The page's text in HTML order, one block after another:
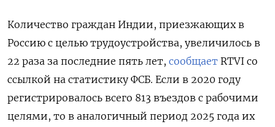
Количество граждан Индии, приезжающих в
Россию с целью трудоустройства, увеличилось в
22 раза за последние пять лет, сообщает RTVI со
ссылкой на статистику ФСБ. Если в 2020 году
регистрировалось всего 813 въездов с рабочими
целями, то в аналогичный период 2025 года их